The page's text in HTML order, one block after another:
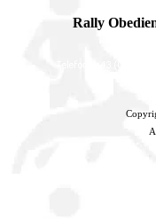
Rally